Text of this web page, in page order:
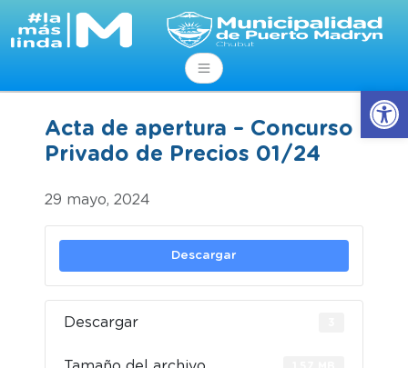
Abrir
Acta de apertura – Concurso
Privado de Precios 01/24
29 mayo, 2024
Descargar
Descargar